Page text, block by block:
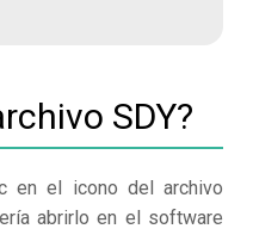
SDY?
en el icono del archivo
abrirlo en el software